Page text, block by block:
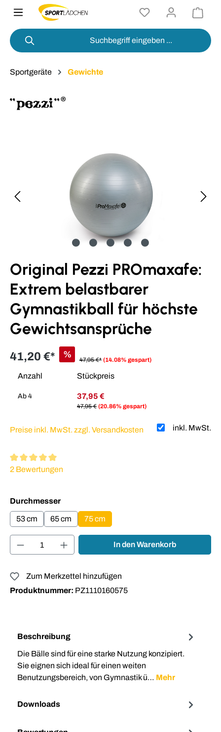
springen
Sportgeräte Gewichte
Original Pezzi PROmaxafe:
Extrem belastbarer
Gymnastikball für höchste
Gewichtsansprüche
41,20 €* %
47,95 €* (14.08% gespart)
Anzahl Stückpreis
Ab 4 37,95 €
47,95 € (20.86% gespart)
inkl. MwSt.
Preise inkl. MwSt. zzgl. Versandkosten
Durchschnittliche Bewertung von 5 von 5 Sternen
2 Bewertungen
Durchmesserauswählen
53 cm 65 cm 75 cm
Produkt Anzahl: Gib den gewünschten
In den Warenkorb
Zum Merkzettel hinzufügen
Produktnummer: PZ1110160575
Beschreibung
Die Bälle sind für eine starke Nutzung konzipiert.
Sie eignen sich ideal für einen weiten
Benutzungsbereich, von Gymnastik ü… Mehr
Downloads